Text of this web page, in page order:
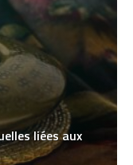
liées aux